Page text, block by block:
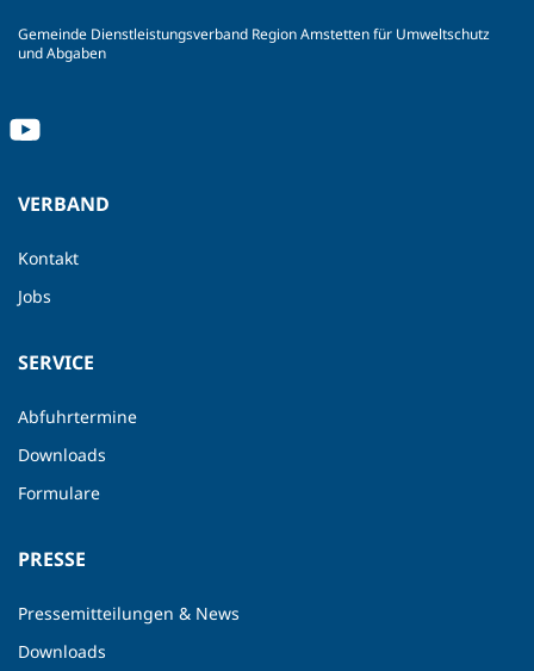
Gemeinde Dienstleistungsverband Region Amstetten für Umweltschutz
und Abgaben
VERBAND
Kontakt
Jobs
SERVICE
Abfuhrtermine
Downloads
Formulare
PRESSE
Pressemitteilungen & News
Downloads